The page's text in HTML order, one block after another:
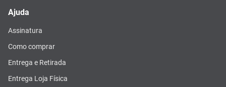
Ajuda
Assinatura
Como comprar
Entrega e Retirada
Entrega Loja Física